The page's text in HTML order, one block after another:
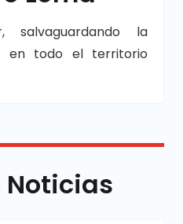
salvaguardando la
en todo el territorio